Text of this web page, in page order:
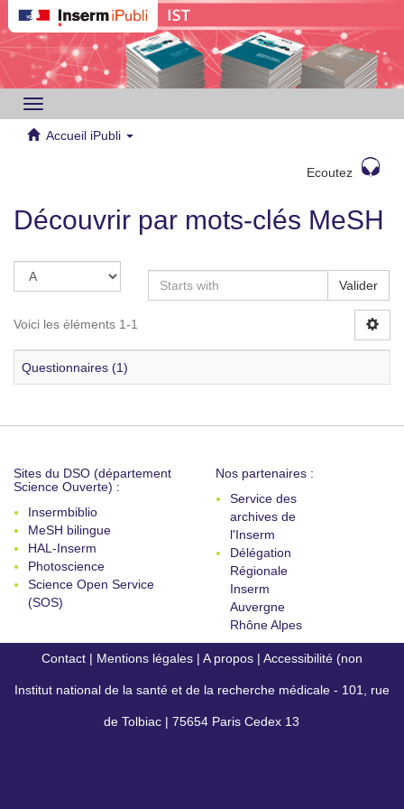
Toggle
navigation
Accueil iPubli
Ecoutez
Découvrir par mots-clés MeSH
Valider
Voici les éléments 1-1
Questionnaires (1)
Sites du DSO (département
Science Ouverte) :
Insermbiblio
MeSH bilingue
HAL-Inserm
Photoscience
Science Open Service
(SOS)
Nos partenaires :
Service des
archives de
l'Inserm
Délégation
Régionale
Inserm
Auvergne
Rhône Alpes
Contact | Mentions légales | A propos | Accessibilité (non
conforme)
Institut national de la santé et de la recherche médicale - 101, rue
de Tolbiac | 75654 Paris Cedex 13